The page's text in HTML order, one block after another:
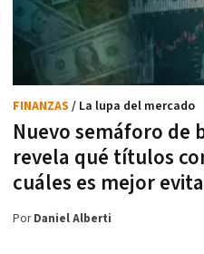
Nuevo semáforo de
revela qué títulos
cuáles es mejor
FINANZAS / La lupa del mercado
PorDaniel Alberti